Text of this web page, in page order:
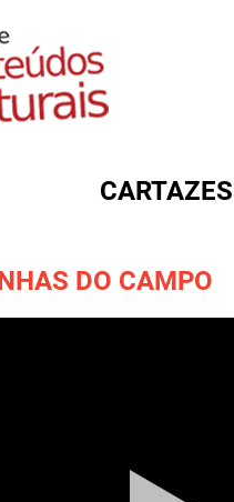
CARTAZES
DO CAMPO